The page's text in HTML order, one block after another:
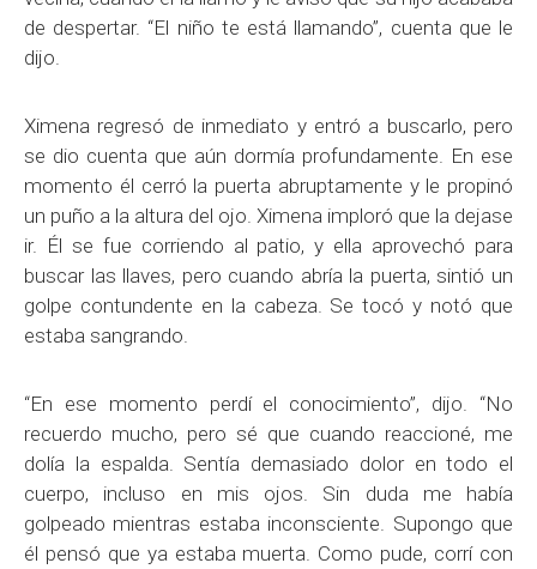
de despertar. “El niño te está llamando”, cuenta que le
dijo.
Ximena regresó de inmediato y entró a buscarlo, pero
se dio cuenta que aún dormía profundamente. En ese
momento él cerró la puerta abruptamente y le propinó
un puño a la altura del ojo. Ximena imploró que la dejase
ir. Él se fue corriendo al patio, y ella aprovechó para
buscar las llaves, pero cuando abría la puerta, sintió un
golpe contundente en la cabeza. Se tocó y notó que
estaba sangrando.
“En ese momento perdí el conocimiento”, dijo. “No
recuerdo mucho, pero sé que cuando reaccioné, me
dolía la espalda. Sentía demasiado dolor en todo el
cuerpo, incluso en mis ojos. Sin duda me había
golpeado mientras estaba inconsciente. Supongo que
él pensó que ya estaba muerta. Como pude, corrí con